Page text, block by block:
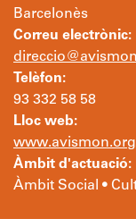
Barcelonès
Correu electrònic:
Telèfon:
93 332 58 58
Lloc web:
Àmbit d'actuació:
Àmbit Social •